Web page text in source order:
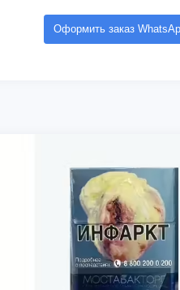
Оформить заказ